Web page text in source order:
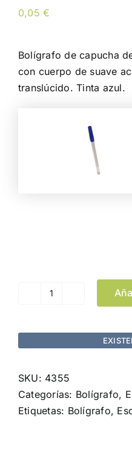
0,05€
Bolígrafo de capucha
con cuerpo de suave
translúcido. Tinta azul.
Bolígrafo
cantidad
SKU: 4355
Categorías: Bolígrafo,
Etiquetas: Bolígrafo,